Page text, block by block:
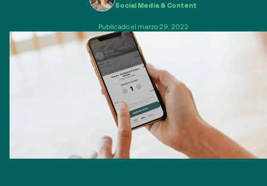
Social Media & Content
Publicado el marzo 29, 2022